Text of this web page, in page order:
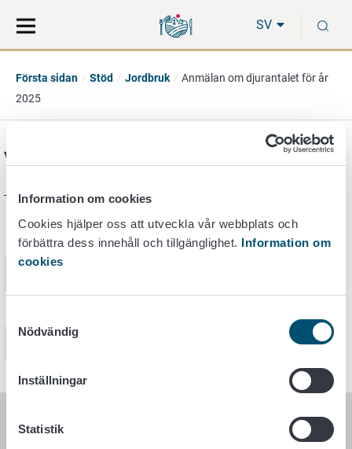
Information om cookies
Cookies hjälper oss att utveckla vår webbplats och
förbättra dess innehåll och tillgänglighet. Information om
cookies
Nödvändig
Inställningar
Statistik
direkt
till
på
hela
SV
Första sidan Stöd Jordbruk
Anmälan om djurantalet för år
2025
Versionshistoria
Publiceringsdatum Nimi
11. december 2023 Anmälan om djurantalet för år 2023
LIVSMEDELSVERKET